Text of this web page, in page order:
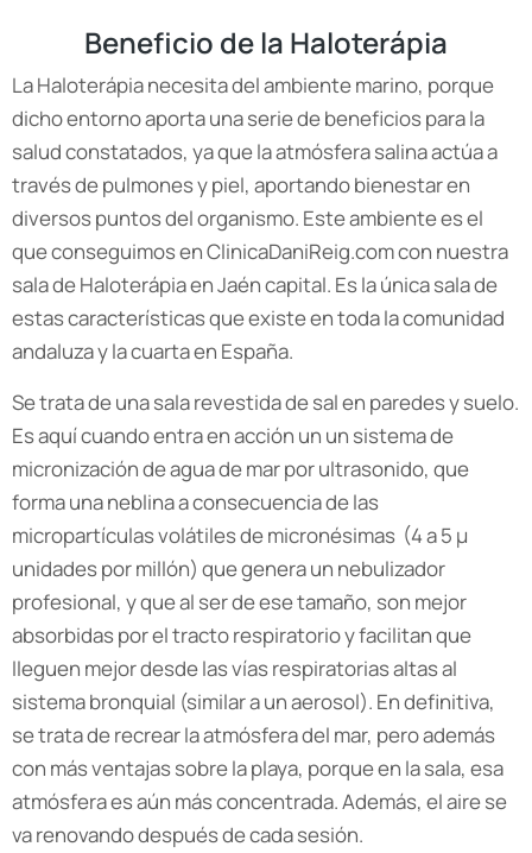
Beneficio de la Haloterápia
La Haloterápia necesita del ambiente marino, porque
dicho entorno aporta una serie de beneficios para la
salud constatados, ya que la atmósfera salina actúa a
través de pulmones y piel, aportando bienestar en
diversos puntos del organismo. Este ambiente es el
que conseguimos en ClinicaDaniReig.com con nuestra
sala de Haloterápia en Jaén capital. Es la única sala de
estas características que existe en toda la comunidad
andaluza y la cuarta en España.
Se trata de una sala revestida de sal en paredes y suelo.
Es aquí cuando entra en acción un un sistema de
micronización de agua de mar por ultrasonido, que
forma una neblina a consecuencia de las
micropartículas volátiles de micronésimas (4 a 5 μ
unidades por millón) que genera un nebulizador
profesional, y que al ser de ese tamaño, son mejor
absorbidas por el tracto respiratorio y facilitan que
lleguen mejor desde las vías respiratorias altas al
sistema bronquial (similar a un aerosol). En definitiva,
se trata de recrear la atmósfera del mar, pero además
con más ventajas sobre la playa, porque en la sala, esa
atmósfera es aún más concentrada. Además, el aire se
va renovando después de cada sesión.